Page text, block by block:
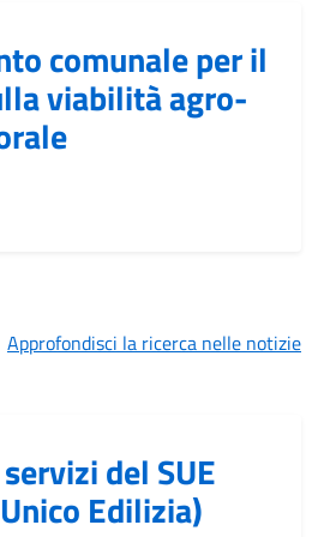
comunale per il
viabilità agro-
Approfondisci la ricerca nelle notizie
del SUE
Edilizia)